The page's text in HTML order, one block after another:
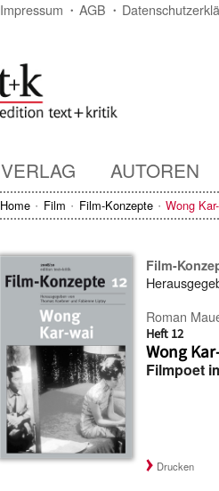
Impressum AGB
VERLAG AUTOREN
Home Film Film-Konzepte Wong
Film-
Roman
Heft 12
Wong
Filmpoet
Drucken